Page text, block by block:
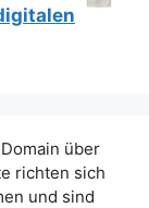
über
richten sich
und sind